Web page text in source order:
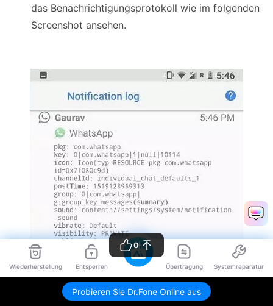
Wiederherstellung Entsperren Übertragung Systemreparatur
Probieren Sie Dr.Fone Online aus
das Benachrichtigungsprotokoll wie im folgenden
Screenshot ansehen.
0